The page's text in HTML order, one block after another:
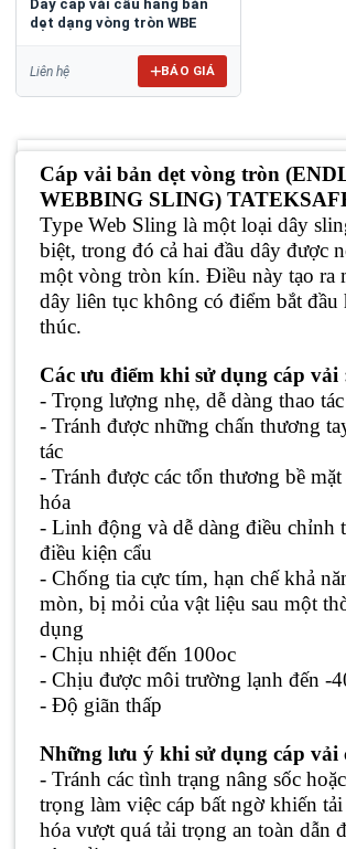
Dây cáp vải cẩu hàng bản
dẹt dạng vòng tròn WBE
Liên hệ BÁO GIÁ
Cáp vải bản dẹt vòng tròn
WEBBING SLING)
Type Web Sling là một loại dây
biệt, trong đó cả hai đầu dây được
một vòng tròn kín. Điều này tạo ra
dây liên tục không có điểm bắt đầu
thúc.
Các ưu điểm khi sử dụng cáp vải
- Trọng lượng nhẹ, dễ dàng thao tác
- Tránh được những chấn thương
tác
- Tránh được các tổn thương bề mặt
hóa
- Linh động và dễ dàng điều chỉnh
điều kiện cẩu
- Chống tia cực tím, hạn chế khả
mòn, bị mỏi của vật liệu sau một
dụng
- Chịu nhiệt đến 100oc
- Chịu được môi trường lạnh đến -
- Độ giãn thấp
Những lưu ý khi sử dụng cáp vải
- Tránh các tình trạng nâng sốc
trọng làm việc cáp bất ngờ khiến
hóa vượt quá tải trọng an toàn dẫn